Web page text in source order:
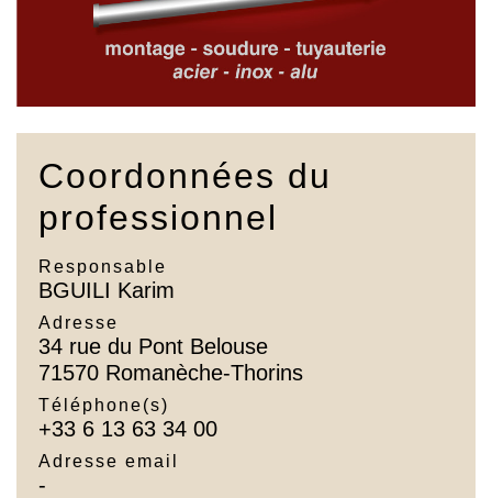
Coordonnées du
professionnel
Responsable
BGUILI Karim
Adresse
34 rue du Pont Belouse
71570 Romanèche-Thorins
Téléphone(s)
+33 6 13 63 34 00
Adresse email
-